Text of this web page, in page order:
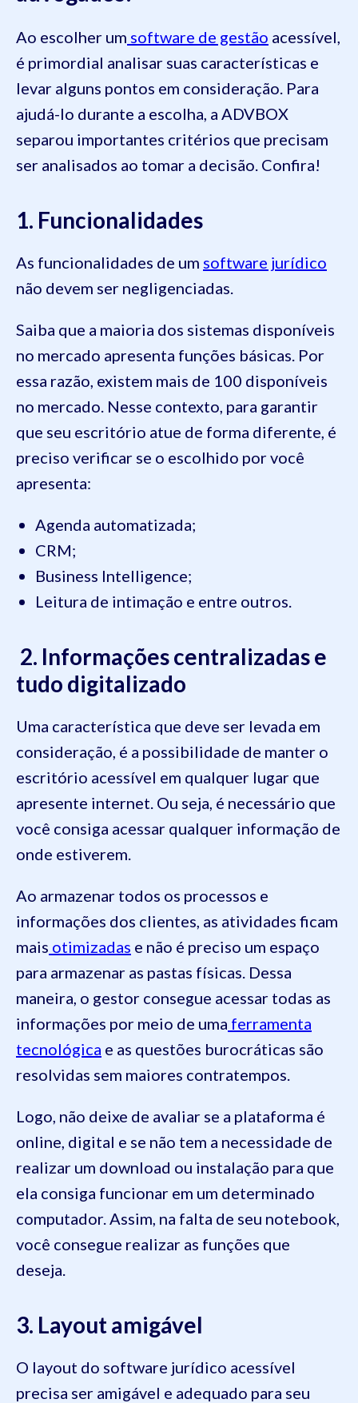
Ao escolher um software de gestão acessível,
é primordial analisar suas características e
levar alguns pontos em consideração. Para
ajudá-lo durante a escolha, a ADVBOX
separou importantes critérios que precisam
ser analisados ao tomar a decisão. Confira!
1. Funcionalidades
As funcionalidades de um software jurídico
não devem ser negligenciadas.
Saiba que a maioria dos sistemas disponíveis
no mercado apresenta funções básicas. Por
essa razão, existem mais de 100 disponíveis
no mercado. Nesse contexto, para garantir
que seu escritório atue de forma diferente, é
preciso verificar se o escolhido por você
apresenta:
Agenda automatizada;
CRM;
Business Intelligence;
Leitura de intimação e entre outros.
2. Informações centralizadas e
tudo digitalizado
Uma característica que deve ser levada em
consideração, é a possibilidade de manter o
escritório acessível em qualquer lugar que
apresente internet. Ou seja, é necessário que
você consiga acessar qualquer informação de
onde estiverem.
Ao armazenar todos os processos e
informações dos clientes, as atividades ficam
mais otimizadas e não é preciso um espaço
para armazenar as pastas físicas. Dessa
maneira, o gestor consegue acessar todas as
informações por meio de uma ferramenta
tecnológica e as questões burocráticas são
resolvidas sem maiores contratempos.
Logo, não deixe de avaliar se a plataforma é
online, digital e se não tem a necessidade de
realizar um download ou instalação para que
ela consiga funcionar em um determinado
computador. Assim, na falta de seu notebook,
você consegue realizar as funções que
deseja.
3. Layout amigável
O layout do software jurídico acessível
precisa ser amigável e adequado para seu